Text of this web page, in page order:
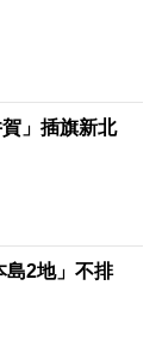
」插旗新北
島2地」不排